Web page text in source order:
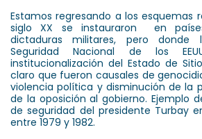
Estamos regresando a los esquemas
siglo XX se instauraron en
dictaduras militares, pero
Seguridad Nacional de los
institucionalización del Estado de
claro que fueron causales de
violencia política y disminución de la
de la oposición al gobierno. Ejemplo
de seguridad del presidente Turbay
entre 1979 y 1982.